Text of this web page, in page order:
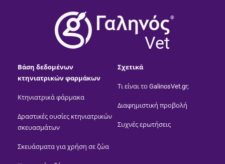
®
Vet
Βάση δεδομένων
κτηνιατρικών φαρμάκων
Κτηνιατρικά φάρμακα
Δραστικές ουσίες κτηνιατρικών
σκευασμάτων
Σκευάσματα για χρήση σε ζώα
Σχετικά
Τι είναι το GalinosVet.gr;
Διαφημιστική προβολή
Συχνές ερωτήσεις